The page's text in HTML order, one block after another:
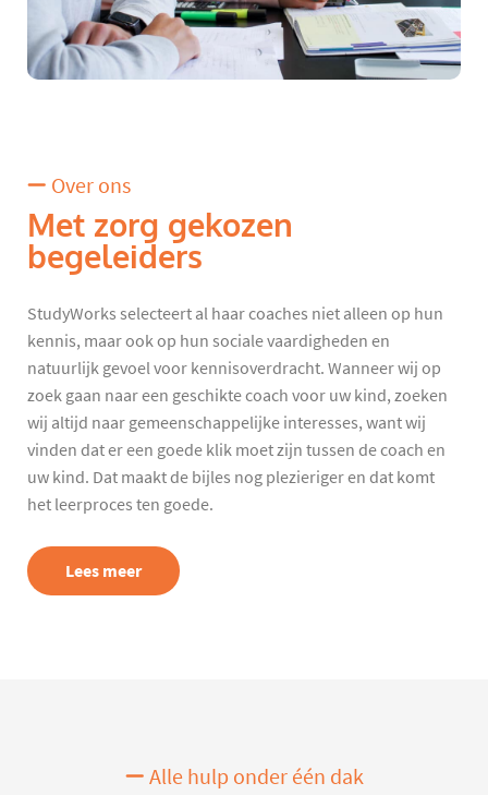
Over ons
Met zorg gekozen
begeleiders
StudyWorks selecteert al haar coaches niet alleen op hun
kennis, maar ook op hun sociale vaardigheden en
natuurlijk gevoel voor kennisoverdracht. Wanneer wij op
zoek gaan naar een geschikte coach voor uw kind, zoeken
wij altijd naar gemeenschappelijke interesses, want wij
vinden dat er een goede klik moet zijn tussen de coach en
uw kind. Dat maakt de bijles nog plezieriger en dat komt
het leerproces ten goede.
Lees meer
Alle hulp onder één dak